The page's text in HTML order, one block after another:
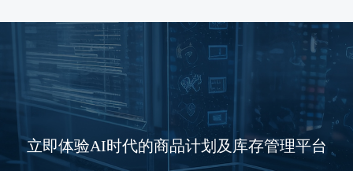
立即体验AI时代的商品计划及库存管理平台